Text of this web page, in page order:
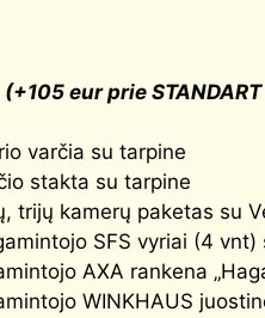
(+105 eur prie
varčia su tarpine
stakta su tarpine
trijų kamerų paketas su
SFS vyriai (4
AXA rankena
WINKHAUS